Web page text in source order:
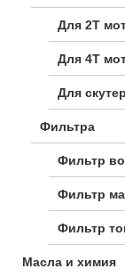
Для 2Т
Для 4Т
Для
Фильтра
Фильтр
Фильтр
Фильтр
Масла и химия